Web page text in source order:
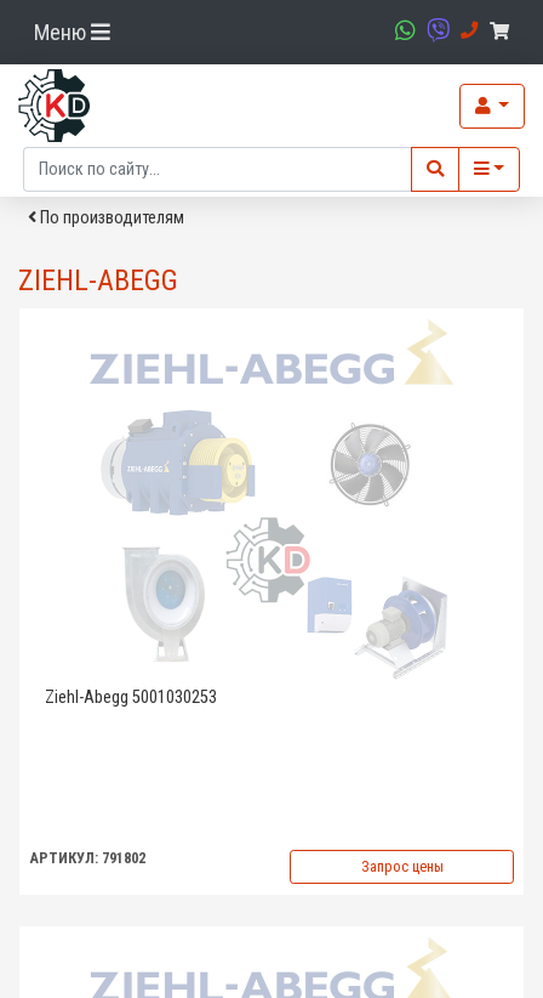
Меню
По производителям
ZIEHL-ABEGG
Ziehl-Abegg 5001030253
АРТИКУЛ: 791802 Запрос цены